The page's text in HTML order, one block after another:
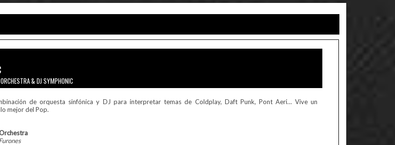
& DJ SYMPHONIC
de orquesta sinfónica y DJ para interpretar temas de Coldplay, Daft Punk, Pont Aeri… Vive un
mejor del Pop.